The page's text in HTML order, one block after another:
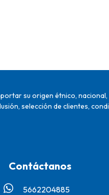
su origen étnico,
selección de clientes,
Contáctanos
5662204885‬